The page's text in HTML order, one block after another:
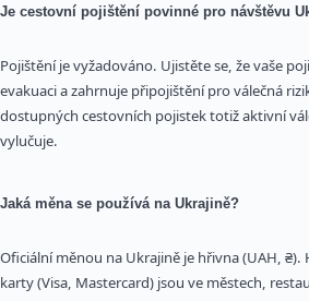
Je cestovní pojištění povinné pro návštěvu
Pojištění je vyžadováno. Ujistěte se, že vaše
evakuaci a zahrnuje připojištění pro válečná
dostupných cestovních pojistek totiž aktivní
vylučuje.
Jaká měna se používá na Ukrajině?
Oficiální měnou na Ukrajině je hřivna (UAH,
karty (Visa, Mastercard) jsou ve městech,